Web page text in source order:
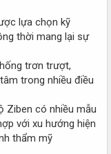
lựa chọn kỹ
thời mang lại sự
trơn trượt,
trong nhiều điều
Ziben có nhiều mẫu
với xu hướng hiện
thẩm mỹ